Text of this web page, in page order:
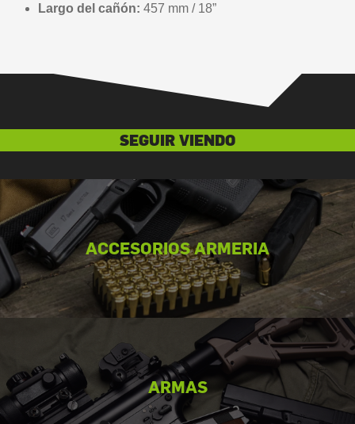
Largo del cañón: 457 mm / 18”
SEGUIR VIENDO
ACCESORIOS ARMERIA
ARMAS